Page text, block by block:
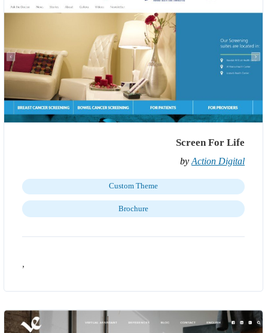
Screen For Life
by Action Digital
Custom Theme
Brochure
,